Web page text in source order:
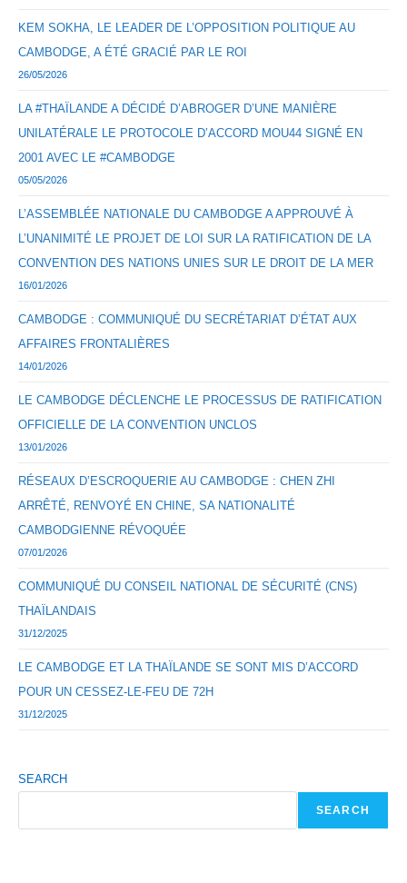
KEM SOKHA, LE LEADER DE L’OPPOSITION POLITIQUE AU
CAMBODGE, A ÉTÉ GRACIÉ PAR LE ROI
26/05/2026
LA #THAÏLANDE A DÉCIDÉ D’ABROGER D’UNE MANIÈRE
UNILATÉRALE LE PROTOCOLE D’ACCORD MOU44 SIGNÉ EN
2001 AVEC LE #CAMBODGE
05/05/2026
L’ASSEMBLÉE NATIONALE DU CAMBODGE A APPROUVÉ À
L’UNANIMITÉ LE PROJET DE LOI SUR LA RATIFICATION DE LA
CONVENTION DES NATIONS UNIES SUR LE DROIT DE LA MER
16/01/2026
CAMBODGE : COMMUNIQUÉ DU SECRÉTARIAT D’ÉTAT AUX
AFFAIRES FRONTALIÈRES
14/01/2026
LE CAMBODGE DÉCLENCHE LE PROCESSUS DE RATIFICATION
OFFICIELLE DE LA CONVENTION UNCLOS
13/01/2026
RÉSEAUX D’ESCROQUERIE AU CAMBODGE : CHEN ZHI
ARRÊTÉ, RENVOYÉ EN CHINE, SA NATIONALITÉ
CAMBODGIENNE RÉVOQUÉE
07/01/2026
COMMUNIQUÉ DU CONSEIL NATIONAL DE SÉCURITÉ (CNS)
THAÏLANDAIS
31/12/2025
LE CAMBODGE ET LA THAÏLANDE SE SONT MIS D’ACCORD
POUR UN CESSEZ-LE-FEU DE 72H
31/12/2025
SEARCH
SEARCH